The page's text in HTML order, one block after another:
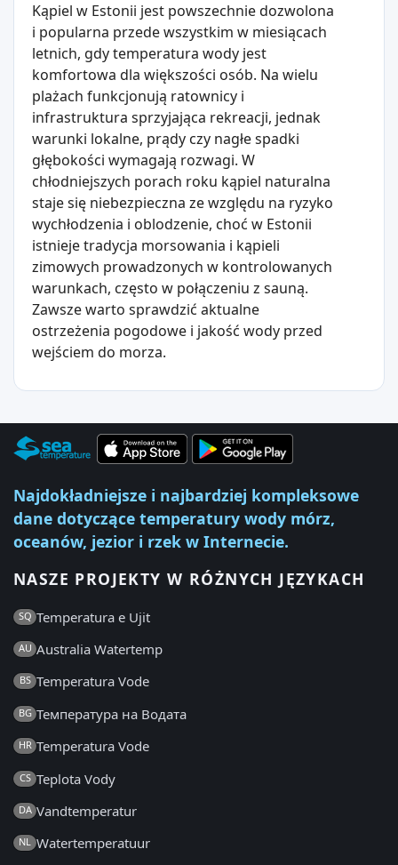
Kąpiel w Estonii jest powszechnie dozwolona
i popularna przede wszystkim w miesiącach
letnich, gdy temperatura wody jest
komfortowa dla większości osób. Na wielu
plażach funkcjonują ratownicy i
infrastruktura sprzyjająca rekreacji, jednak
warunki lokalne, prądy czy nagłe spadki
głębokości wymagają rozwagi. W
chłodniejszych porach roku kąpiel naturalna
staje się niebezpieczna ze względu na ryzyko
wychłodzenia i oblodzenie, choć w Estonii
istnieje tradycja morsowania i kąpieli
zimowych prowadzonych w kontrolowanych
warunkach, często w połączeniu z sauną.
Zawsze warto sprawdzić aktualne
ostrzeżenia pogodowe i jakość wody przed
wejściem do morza.
Najdokładniejsze i najbardziej kompleksowe
dane dotyczące temperatury wody mórz,
oceanów, jezior i rzek w Internecie.
NASZE PROJEKTY W RÓŻNYCH JĘZYKACH
SQ Temperatura e Ujit
AU Australia Watertemp
BS Temperatura Vode
BG Температура на Водата
HR Temperatura Vode
CS Teplota Vody
DA Vandtemperatur
NL Watertemperatuur